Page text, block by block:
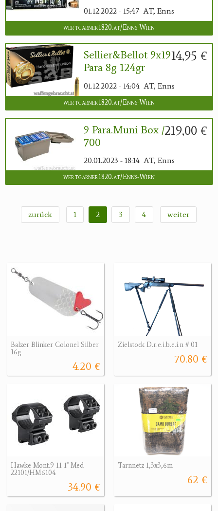
01.12.2022 - 15:47 AT, Enns
wertgarner1820.at/Enns-Wien
14,95 €
Sellier&Bellot 9x19
Para 8g 124gr
01.12.2022 - 14:04 AT, Enns
wertgarner1820.at/Enns-Wien
219,00 €
9 Para.Muni Box /
700
20.01.2023 - 18:14 AT, Enns
wertgarner1820.at/Enns-Wien
zurück 1 2 3 4 weiter
Balzer Blinker Colonel Silber
16g
4.20 €
Zielstock D.r.e.i.b.e.i.n # 01
70.80 €
Hawke Mont.9-11 1" Med
22101/HM6104
34.90 €
Tarnnetz 1,3x3,6m
62 €